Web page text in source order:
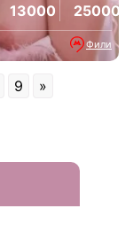
13000 25000
Фили
9 »